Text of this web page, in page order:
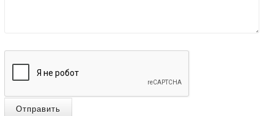
Отправить